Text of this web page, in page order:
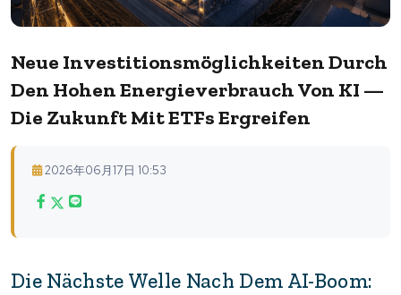
Neue Investitionsmöglichkeiten Durch
Den Hohen Energieverbrauch Von KI —
Die Zukunft Mit ETFs Ergreifen
2026年06月17日 10:53
Die Nächste Welle Nach Dem AI-Boom: